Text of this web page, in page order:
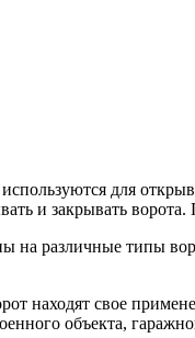
для
и закрывать
различные типы
находят свое
объекта,